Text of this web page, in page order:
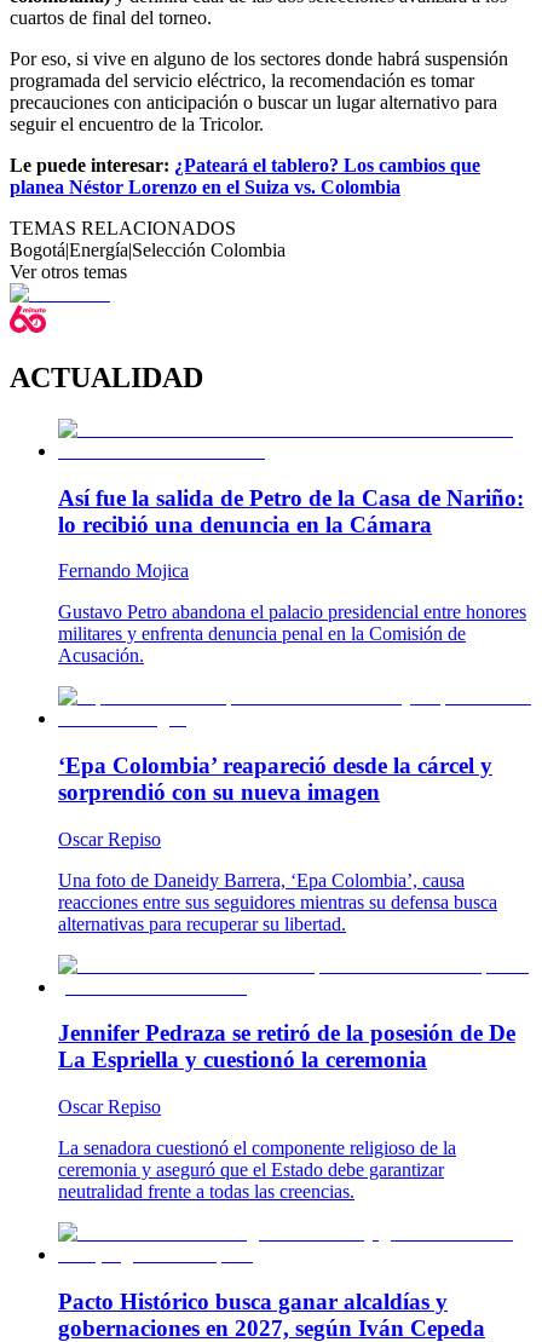
cuartos de final del torneo.
Por eso, si vive en alguno de los sectores donde habrá suspensión
programada del servicio eléctrico, la recomendación es tomar
precauciones con anticipación o buscar un lugar alternativo para
seguir el encuentro de la Tricolor.
Le puede interesar: ¿Pateará el tablero? Los cambios que
planea Néstor Lorenzo en el Suiza vs. Colombia
TEMAS RELACIONADOS
Bogotá|Energía|Selección Colombia
Ver otros temas
ACTUALIDAD
Así fue la salida de Petro de la Casa de Nariño:
lo recibió una denuncia en la Cámara
Fernando Mojica
Gustavo Petro abandona el palacio presidencial entre honores
militares y enfrenta denuncia penal en la Comisión de
Acusación.
‘Epa Colombia’ reapareció desde la cárcel y
sorprendió con su nueva imagen
Oscar Repiso
Una foto de Daneidy Barrera, ‘Epa Colombia’, causa
reacciones entre sus seguidores mientras su defensa busca
alternativas para recuperar su libertad.
Jennifer Pedraza se retiró de la posesión de De
La Espriella y cuestionó la ceremonia
Oscar Repiso
La senadora cuestionó el componente religioso de la
ceremonia y aseguró que el Estado debe garantizar
neutralidad frente a todas las creencias.
Pacto Histórico busca ganar alcaldías y
gobernaciones en 2027, según Iván Cepeda